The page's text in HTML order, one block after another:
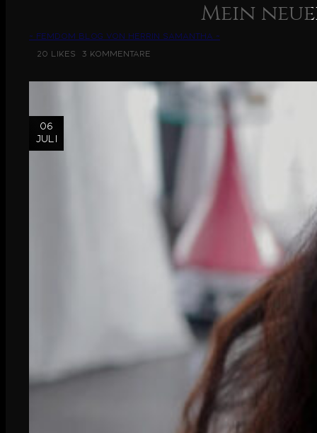
Mein
~ Femdom Blog von Herrin Samantha ~
20 Likes 3 Kommentare
06
Juli